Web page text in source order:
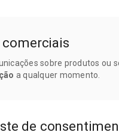
comerciais
sobre produtos ou
a qualquer momento.
de